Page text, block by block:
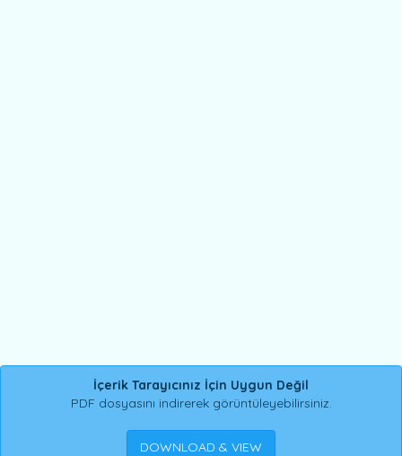
İçerik Tarayıcınız İçin Uygun Değil
PDF dosyasını indirerek görüntüleyebilirsiniz.
DOWNLOAD & VIEW